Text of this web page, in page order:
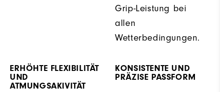
Grip-Leistung bei
allen
Wetterbedingungen.
ERHÖHTE FLEXIBILITÄT
UND
ATMUNGSAKIVITÄT
KONSISTENTE UND
PRÄZISE PASSFORM